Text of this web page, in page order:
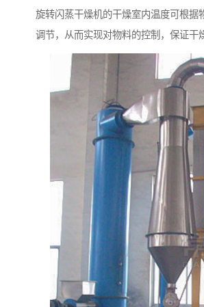
旋转闪蒸干燥机的干燥室内温度可根据
调节，从而实现对物料的控制，保证干